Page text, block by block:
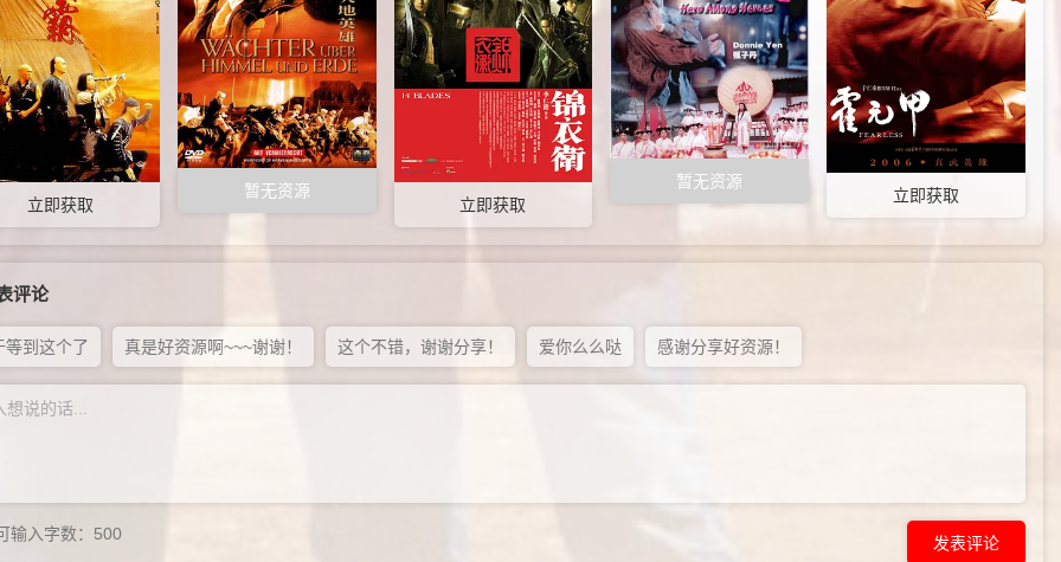
立即获取
暂无资源
立即获取
暂无资源
立即获取
评论
等到这个了 真是好资源啊~~~谢谢！ 这个不错，谢谢分享！ 爱你么么哒 感谢分享好资源！
输入字数： 500 发表评论